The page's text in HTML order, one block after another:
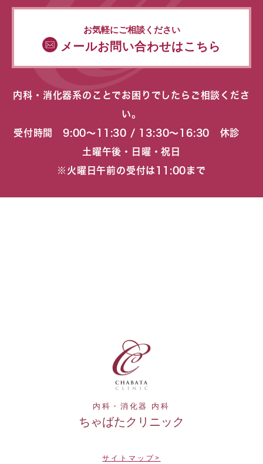
お気軽にご相談ください
メールお問い合わせはこちら
内科・消化器系のことでお困りでしたらご相談くださ
い。
受付時間 9:00〜11:30 / 13:30〜16:30 休診
土曜午後・日曜・祝日
※火曜日午前の受付は11:00まで
内科・消化器 内科
ちゃばたクリニック
サイトマップ>